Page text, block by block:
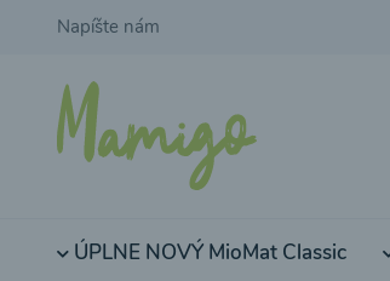
Napíšte nám
ÚPLNE NOVÝ MioMat Classic